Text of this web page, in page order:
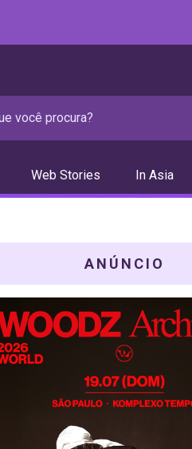
Web Stories In Asia
ANÚNCIO